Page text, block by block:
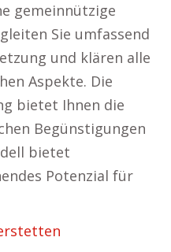
gemeinnützige
Sie umfassend
und klären alle
Aspekte. Die
bietet Ihnen die
Begünstigungen
bietet
Potenzial für